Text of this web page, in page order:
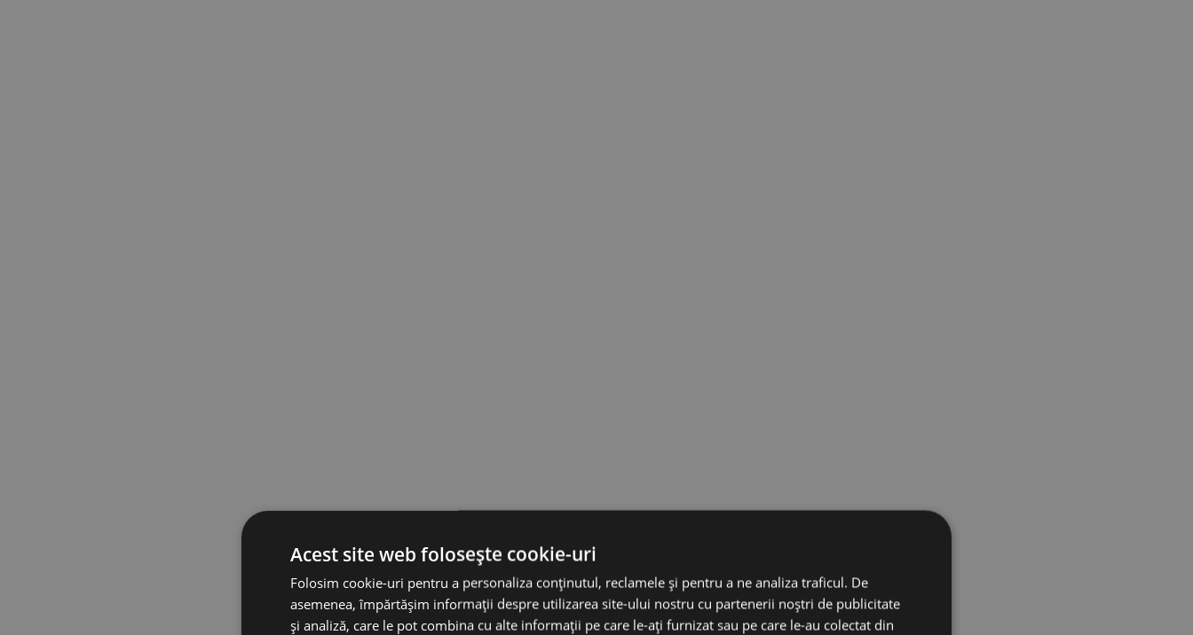
Acest site web folosește cookie-uri
Folosim cookie-uri pentru a personaliza conținutul, reclamele și pentru a ne analiza traficul. De
asemenea, împărtășim informații despre utilizarea site-ului nostru cu partenerii noștri de publicitate
și analiză, care le pot combina cu alte informații pe care le-ați furnizat sau pe care le-au colectat din